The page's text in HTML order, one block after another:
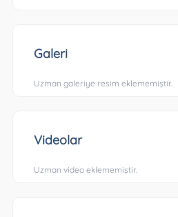
Galeri
Uzman galeriye resim eklememiştir.
Videolar
Uzman video eklememiştir.